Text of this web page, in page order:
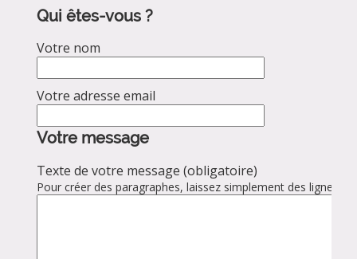
Qui êtes-vous ?
Votre nom
Votre adresse email
Votre message
Texte de votre message (obligatoire)
Pour créer des paragraphes, laissez simplement des lignes